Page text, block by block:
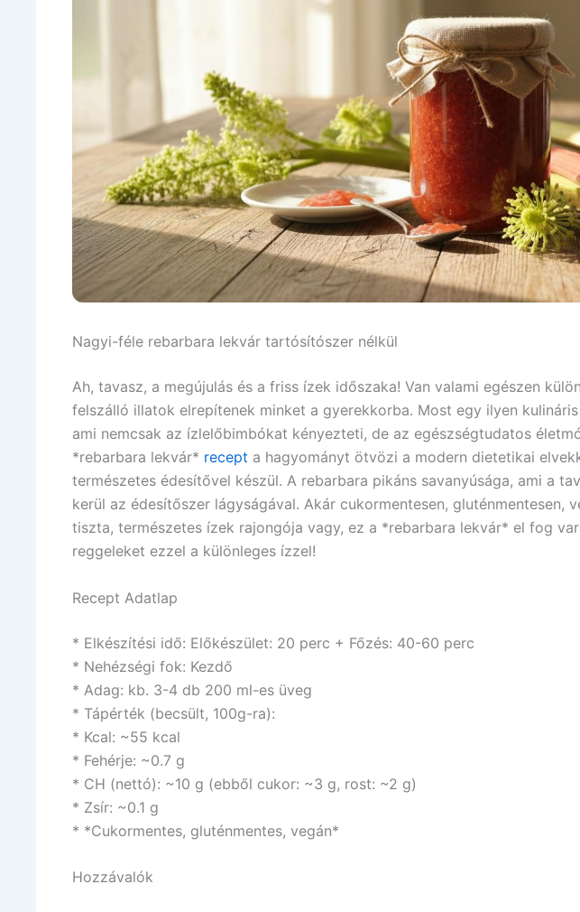
Nagyi-féle rebarbara lekvár tartósítószer nélkül
Ah, tavasz, a megújulás és a friss ízek időszaka! Van valami egészen
felszálló illatok elrepítenek minket a gyerekkorba. Most egy ilyen
ami nemcsak az ízlelőbimbókat kényezteti, de az egészségtudatos
*rebarbara lekvár* recept a hagyományt ötvözi a modern dietetikai
természetes édesítővel készül. A rebarbara pikáns savanyúsága, ami a
kerül az édesítőszer lágyságával. Akár cukormentesen, gluténmentesen,
tiszta, természetes ízek rajongója vagy, ez a *rebarbara lekvár* el fog
reggeleket ezzel a különleges ízzel!
Recept Adatlap
* Elkészítési idő: Előkészület: 20 perc + Főzés: 40-60 perc
* Nehézségi fok: Kezdő
* Adag: kb. 3-4 db 200 ml-es üveg
* Tápérték (becsült, 100g-ra):
* Kcal: ~55 kcal
* Fehérje: ~0.7 g
* CH (nettó): ~10 g (ebből cukor: ~3 g, rost: ~2 g)
* Zsír: ~0.1 g
* *Cukormentes, gluténmentes, vegán*
Hozzávalók